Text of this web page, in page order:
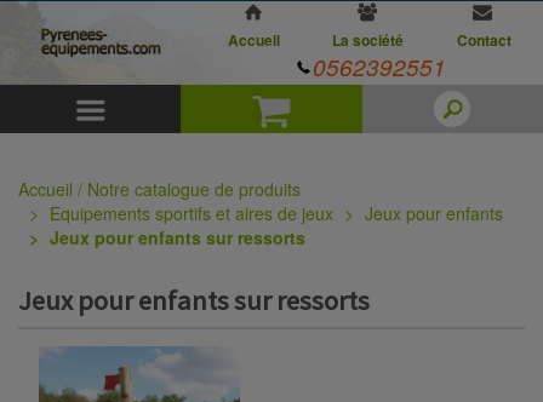
Panier
Accueil La société Contact
0562392551
Accueil / Notre catalogue de produits
Equipements sportifs et aires de jeux
Jeux pour enfants
Jeux pour enfants sur ressorts
Jeux pour enfants sur ressorts